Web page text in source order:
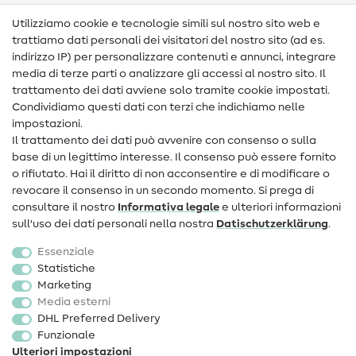
Nähanleitungen
Assistenza e contatto
Contatto
Informazioni sul nuovo proprietario
FAQ
Diritto di recesso
Popolare
Accessori cucito
Sale
Utilizziamo cookie e tecnologie simili sul nostro sito web e
trattiamo dati personali dei visitatori del nostro sito (ad es.
indirizzo IP) per personalizzare contenuti e annunci, integrare
media di terze parti o analizzare gli accessi al nostro sito. Il
trattamento dei dati avviene solo tramite cookie impostati.
Condividiamo questi dati con terzi che indichiamo nelle
impostazioni.
Il trattamento dei dati può avvenire con consenso o sulla
base di un legittimo interesse. Il consenso può essere fornito
o rifiutato. Hai il diritto di non acconsentire e di modificare o
revocare il consenso in un secondo momento. Si prega di
consultare il nostro Informativa legale e ulteriori informazioni
sull'uso dei dati personali nella nostra Dati­schutz­erklärung.
Essenziale
Statistiche
Marketing
Media esterni
DHL Preferred Delivery
Funzionale
Ulteriori impostazioni